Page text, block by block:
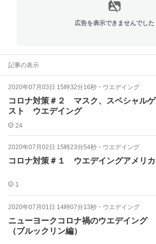
広告を表示できませんでした
記事の表示
2020年07月03日 15時32分16秒 ・ ウエデイング
コロナ対策＃２ マスク、スペシャルゲ
スト ウエデイング
24
2020年07月02日 15時23分54秒 ・ ウエデイング
コロナ対策＃１ ウエデイングアメリカ
1
2020年07月01日 14時07分13秒 ・ ウエデイング
ニューヨークコロナ禍のウエデイング
（ブルックリン編）